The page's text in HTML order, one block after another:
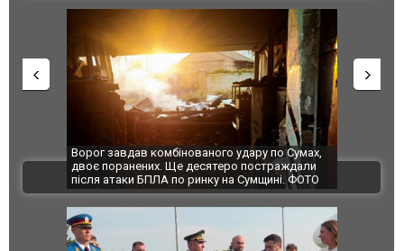
Ворог завдав комбінованого удару по Сумах,
двоє поранених. Ще десятеро постраждали
після атаки БПЛА по ринку на Сумщині. ФОТО
За 2000
склад
ВІДЕО